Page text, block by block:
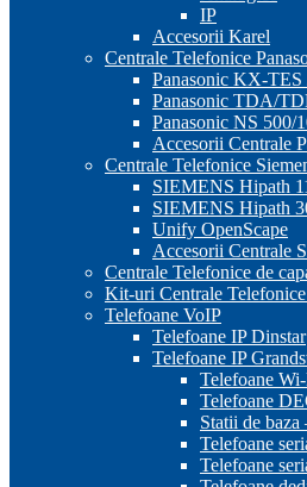
IP
Accesorii Karel
Centrale Telefonice
Panasonic KX-
Panasonic TDA/
Panasonic NS 500/
Accesorii Centrale
Centrale Telefonice
SIEMENS Hipath
SIEMENS Hipath
Unify OpenScape
Accesorii Centrale
Centrale Telefonice de
Kit-uri Centrale
Telefoane VoIP
Telefoane IP Dinstar
Telefoane IP
Telefoane
Telefoane
Statii de
Telefoane
Telefoane